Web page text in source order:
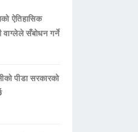
ऐतिहासिक
सँबोधन गर्ने
पीडा सरकारको